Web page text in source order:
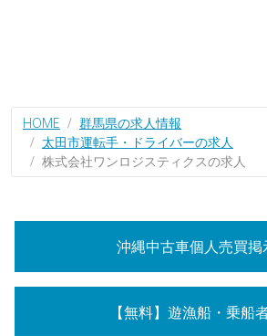
HOME
群馬県の求人情報
太田市運転手・ドライバーの求人
株式会社ワンロジスティクスの求人
沖縄中古車個人売買掲
【無料】遊漁船・乗船